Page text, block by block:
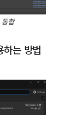
합
는 방법